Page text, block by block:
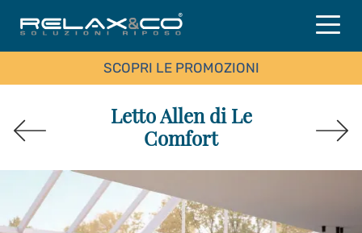
SCOPRI LE PROMOZIONI
Letto Allen di Le
Comfort